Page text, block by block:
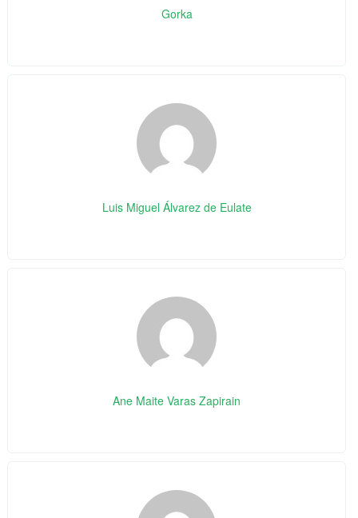
Gorka
Luis Miguel Álvarez de Eulate
Ane Maite Varas Zapirain